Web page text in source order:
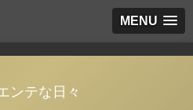
MENU
ンテな日々